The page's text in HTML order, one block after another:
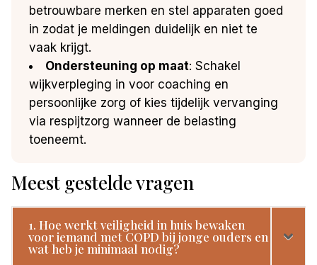
betrouwbare merken en stel apparaten goed
in zodat je meldingen duidelijk en niet te
vaak krijgt.
Ondersteuning op maat: Schakel
wijkverpleging in voor coaching en
persoonlijke zorg of kies tijdelijk vervanging
via respijtzorg wanneer de belasting
toeneemt.
Meest gestelde vragen
1. Hoe werkt veiligheid in huis bewaken
voor iemand met COPD bij jonge ouders en
wat heb je minimaal nodig?